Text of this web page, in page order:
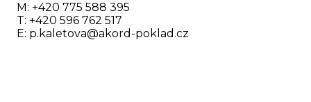
M: +420 775 588 395
T: +420 596 762 517
E: p.kaletova@akord-poklad.cz